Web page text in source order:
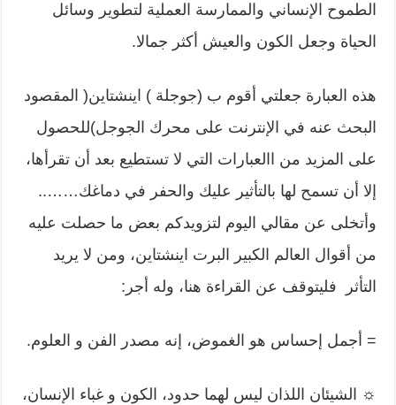
الطموح الإنساني والممارسة العملية لتطوير وسائل
الحياة وجعل الكون والعيش أكثر جمالا.
هذه العبارة جعلتي أقوم ب (جوجلة ) اينشتاين( المقصود
البحث عنه في الإنترنت على محرك الجوجل)للحصول
على المزيد من االعبارات التي لا تستطيع بعد أن تقرأها،
إلا أن تسمح لها بالتأثير عليك والحفر في دماغك……..
وأتخلى عن مقالي اليوم لتزويدكم بعض ما حصلت عليه
من أقوال العالم الكبير البرت اينشتاين، ومن لا يريد
التأثر فليتوقف عن القراءة هنا، وله أجر:
= أجمل إحساس هو الغموض، إنه مصدر الفن و العلوم.
☼ الشيئان اللذان ليس لهما حدود، الكون و غباء الإنسان،